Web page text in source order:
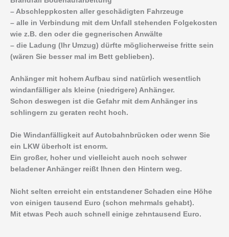
– Abschleppkosten aller geschädigten Fahrzeuge
– alle in Verbindung mit dem Unfall stehenden Folgekosten
wie z.B. den oder die gegnerischen Anwälte
– die Ladung (Ihr Umzug) dürfte möglicherweise fritte sein
(wären Sie besser mal im Bett geblieben).
Anhänger mit hohem Aufbau sind natürlich wesentlich
windanfälliger als kleine (niedrigere) Anhänger.
Schon deswegen ist die Gefahr mit dem Anhänger ins
schlingern zu geraten recht hoch.
Die Windanfälligkeit auf Autobahnbrücken oder wenn Sie
ein LKW überholt ist enorm.
Ein großer, hoher und vielleicht auch noch schwer
beladener Anhänger reißt Ihnen den Hintern weg.
Nicht selten erreicht ein entstandener Schaden eine Höhe
von einigen tausend Euro (schon mehrmals gehabt).
Mit etwas Pech auch schnell einige zehntausend Euro.